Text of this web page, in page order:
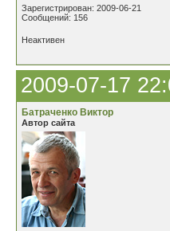
Зарегистрирован: 2009-06-21
Сообщений: 156
Неактивен
2009-07-17
Батраченко Виктор
Автор сайта